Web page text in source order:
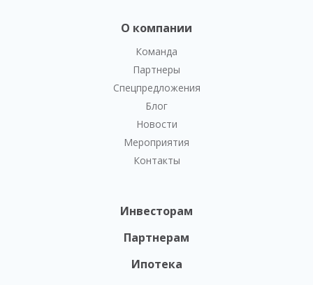
О компании
Команда
Партнеры
Спецпредложения
Блог
Новости
Мероприятия
Контакты
Инвесторам
Партнерам
Ипотека